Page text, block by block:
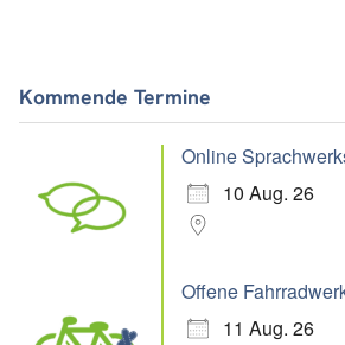
Kommende Termine
Online
10 Aug. 26
Offene
11 Aug. 26